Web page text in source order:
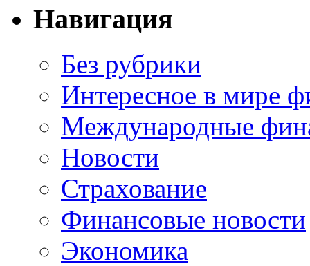
Навигация
Без рубрики
Интересное в мире
Международные
Новости
Страхование
Финансовые новости
Экономика